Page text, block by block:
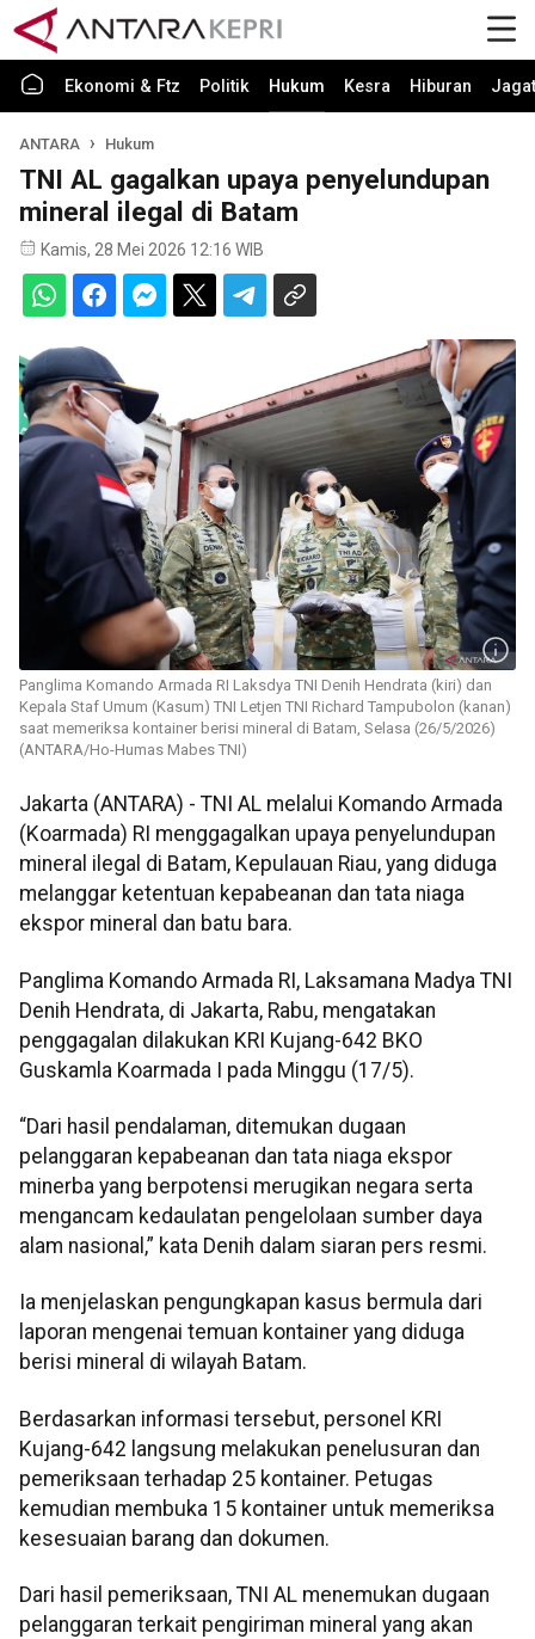
Ekonomi & Ftz Politik Hukum Kesra Hiburan Jagat
ANTARA Hukum
TNI AL gagalkan upaya penyelundupan
mineral ilegal di Batam
Kamis, 28 Mei 2026 12:16 WIB
Panglima Komando Armada RI Laksdya TNI Denih Hendrata (kiri) dan
Kepala Staf Umum (Kasum) TNI Letjen TNI Richard Tampubolon (kanan)
saat memeriksa kontainer berisi mineral di Batam, Selasa (26/5/2026)
(ANTARA/Ho-Humas Mabes TNI)
Jakarta (ANTARA) - TNI AL melalui Komando Armada
(Koarmada) RI menggagalkan upaya penyelundupan
mineral ilegal di Batam, Kepulauan Riau, yang diduga
melanggar ketentuan kepabeanan dan tata niaga
ekspor mineral dan batu bara.
Panglima Komando Armada RI, Laksamana Madya TNI
Denih Hendrata, di Jakarta, Rabu, mengatakan
penggagalan dilakukan KRI Kujang-642 BKO
Guskamla Koarmada I pada Minggu (17/5).
“Dari hasil pendalaman, ditemukan dugaan
pelanggaran kepabeanan dan tata niaga ekspor
minerba yang berpotensi merugikan negara serta
mengancam kedaulatan pengelolaan sumber daya
alam nasional,” kata Denih dalam siaran pers resmi.
Ia menjelaskan pengungkapan kasus bermula dari
laporan mengenai temuan kontainer yang diduga
berisi mineral di wilayah Batam.
Berdasarkan informasi tersebut, personel KRI
Kujang-642 langsung melakukan penelusuran dan
pemeriksaan terhadap 25 kontainer. Petugas
kemudian membuka 15 kontainer untuk memeriksa
kesesuaian barang dan dokumen.
Dari hasil pemeriksaan, TNI AL menemukan dugaan
pelanggaran terkait pengiriman mineral yang akan